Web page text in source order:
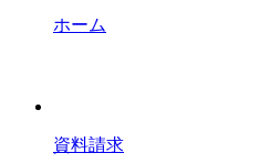
ホーム
資料請求